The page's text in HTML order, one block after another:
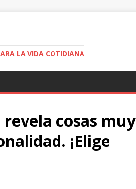
LA VIDA COTIDIANA
cosas muy
¡Elige